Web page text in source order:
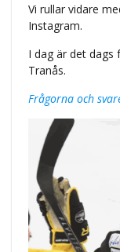
Vi rullar vidare
Instagram.
I dag är det dags
Tranås.
Frågorna och